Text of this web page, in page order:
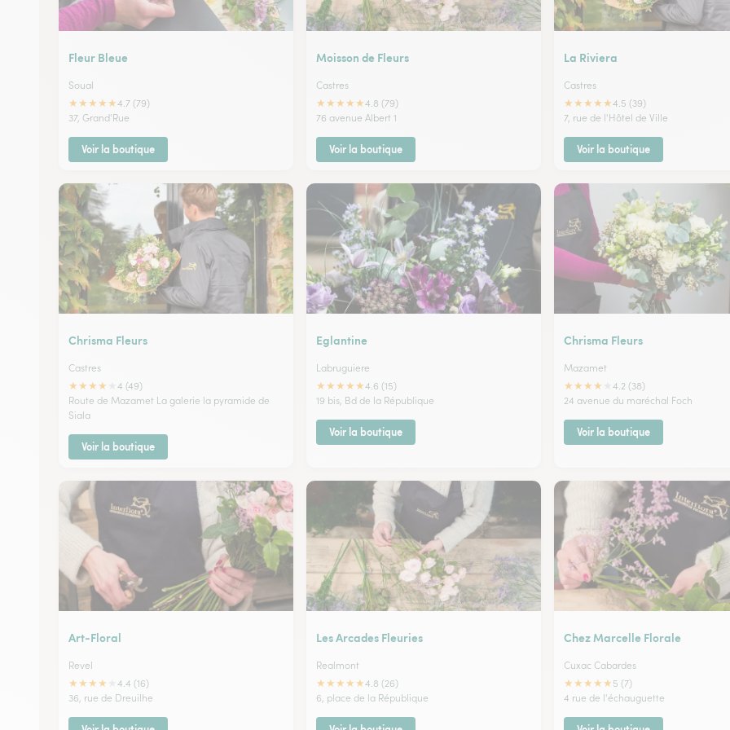
Fleur Bleue
Soual
★★★★★4.7 (79)
37, Grand'Rue
Voir la boutique
Moisson de Fleurs
Castres
★★★★★4.8 (79)
76 avenue Albert 1
Voir la boutique
La Riviera
Castres
★★★★★4.5 (39)
7, rue de l'Hôtel de Ville
Voir la boutique
Chrisma Fleurs
Castres
★★★★
4 (49)
Route de Mazamet La galerie la pyramide de
Siala
Voir la boutique
Eglantine
Labruguiere
★★★★★4.6 (15)
19 bis, Bd de la République
Voir la boutique
Chrisma Fleurs
Mazamet
★★★★
4.2 (38)
24 avenue du maréchal Foch
Voir la boutique
Art-Floral
Revel
★★★★
4.4 (16)
36, rue de Dreuilhe
Les Arcades Fleuries
Realmont
★★★★★4.8 (26)
6, place de la République
Chez Marcelle Florale
Cuxac Cabardes
★★★★★ 5 (7)
4 rue de l'échauguette